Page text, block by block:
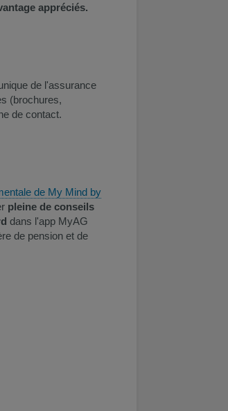
appréciés.
de l'assurance
(brochures,
de contact.
de My Mind by
pleine de conseils
dans l'app MyAG
de pension et de